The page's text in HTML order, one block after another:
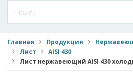
Главная Продукция
Лист
AISI 430
Лист нержавеющий AISI 430